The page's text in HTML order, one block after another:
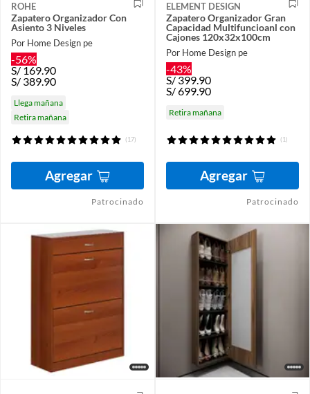
ROHE
Zapatero Organizador Con
Asiento 3 Niveles
Por Home Design pe
-56%
S/169.90
S/ 389.90
Llega mañana
Retira mañana
(17)
Agregar
Patrocinado
ELEMENT DESIGN
Zapatero Organizador Gran
Capacidad Multifuncioanl con
Cajones 120x32x100cm
Por Home Design pe
-43%
S/399.90
S/699.90
Retira mañana
(1)
Agregar
Patrocinado